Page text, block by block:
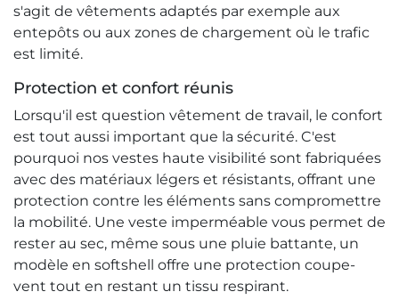
s'agit de vêtements adaptés par exemple aux
entepôts ou aux zones de chargement où le trafic
est limité.
Protection et confort réunis
Lorsqu'il est question vêtement de travail, le confort
est tout aussi important que la sécurité. C'est
pourquoi nos vestes haute visibilité sont fabriquées
avec des matériaux légers et résistants, offrant une
protection contre les éléments sans compromettre
la mobilité. Une veste imperméable vous permet de
rester au sec, même sous une pluie battante, un
modèle en softshell offre une protection coupe-
vent tout en restant un tissu respirant.